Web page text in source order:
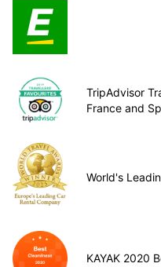
TripAdvisor
France and
World's
KAYAK 2020